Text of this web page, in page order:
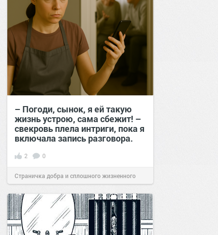
– Погоди, сынок, я ей такую
жизнь устрою, сама сбежит! –
свекровь плела интриги, пока я
включала запись разговора.
2 0
Страничка добра и сплошного жизненного
позитива! 28 сен 2025